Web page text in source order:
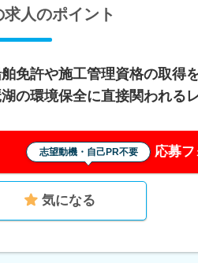
求人のポイント
舶免許や施工管理資格の取得
の環境保全に直接関われる
志望動機・自己PR不要 応募
気になる